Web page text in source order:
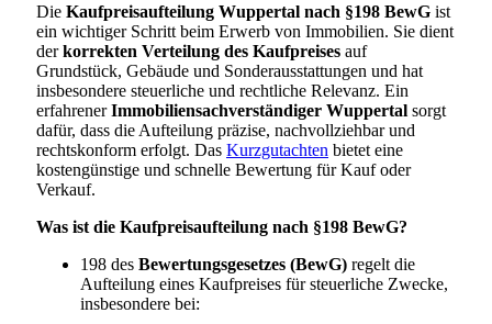
Die Kaufpreisaufteilung Wuppertal nach §198 BewG ist
ein wichtiger Schritt beim Erwerb von Immobilien. Sie dient
derkorrekten Verteilung des Kaufpreises auf
Grundstück, Gebäude und Sonderausstattungen und hat
insbesondere steuerliche und rechtliche Relevanz. Ein
erfahrenerImmobiliensachverständiger Wuppertal sorgt
dafür, dass die Aufteilung präzise, nachvollziehbar und
rechtskonform erfolgt. Das Kurzgutachten bietet eine
kostengünstige und schnelle Bewertung für Kauf oder
Verkauf.
Was ist die Kaufpreisaufteilung nach §198 BewG?
198 des Bewertungsgesetzes (BewG) regelt die
Aufteilung eines Kaufpreises für steuerliche Zwecke,
insbesondere bei: